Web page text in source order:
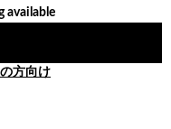
available
方向け